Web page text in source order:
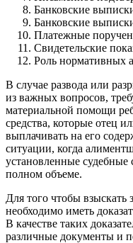
Банковские
Банковские
Платежные
Свидетельские
Роль нормативных
В случае развода или
из важных вопросов,
материальной помощи
средства, которые отец
выплачивать на его
ситуации, когда
установленные судебные
полном объеме.
Для того чтобы взыскать
необходимо иметь
В качестве таких
различные документы и